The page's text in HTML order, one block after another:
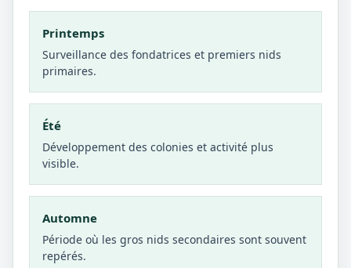
Printemps
Surveillance des fondatrices et premiers nids
primaires.
Été
Développement des colonies et activité plus
visible.
Automne
Période où les gros nids secondaires sont souvent
repérés.